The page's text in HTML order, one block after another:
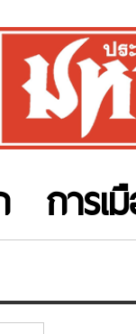
การเ